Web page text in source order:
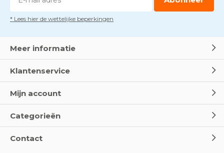
* Lees hier de wettelijke beperkingen
Meer informatie
Klantenservice
Mijn account
Categorieën
Contact